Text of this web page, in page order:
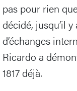
pas pour rien
décidé, jusqu’il
d’échanges
Ricardo a
1817 déjà.